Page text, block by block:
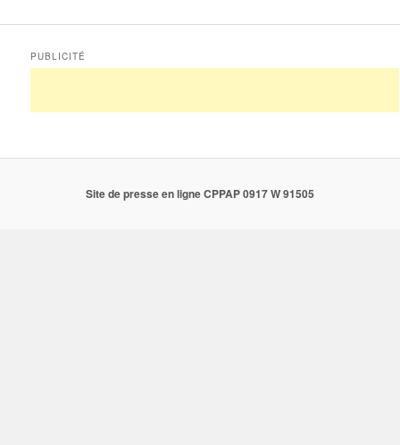
PUBLICITÉ
Site de presse en ligne CPPAP 0917 W 91505